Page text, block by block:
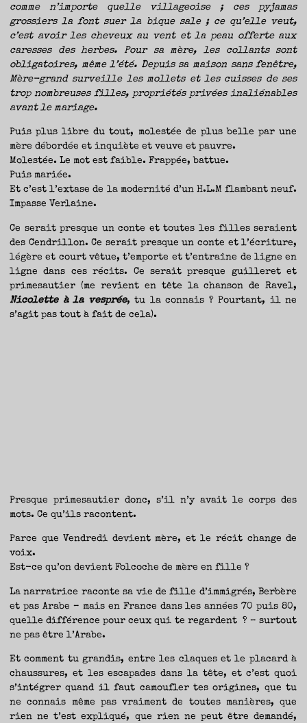
comme n’importe quelle villageoise ; ces pyjamas
grossiers la font suer la bique sale ; ce qu’elle veut,
c’est avoir les cheveux au vent et la peau offerte aux
caresses des herbes. Pour sa mère, les collants sont
obligatoires, même l’été. Depuis sa maison sans fenêtre,
Mère-grand surveille les mollets et les cuisses de ses
trop nombreuses filles, propriétés privées inaliénables
avant le mariage.
Puis plus libre du tout, molestée de plus belle par une
mère débordée et inquiète et veuve et pauvre.
Molestée. Le mot est faible. Frappée, battue.
Puis mariée.
Et c’est l’extase de la modernité d’un H.L.M flambant neuf.
Impasse Verlaine.
Ce serait presque un conte et toutes les filles seraient
des Cendrillon. Ce serait presque un conte et l’écriture,
légère et court vêtue, t’emporte et t’entraîne de ligne en
ligne dans ces récits. Ce serait presque guilleret et
primesautier (me revient en tête la chanson de Ravel,
Nicolette à la vesprée, tu la connais ? Pourtant, il ne
s’agit pas tout à fait de cela).
Presque primesautier donc, s’il n’y avait le corps des
mots. Ce qu’ils racontent.
Parce que Vendredi devient mère, et le récit change de
voix.
Est-ce qu’on devient Folcoche de mère en fille ?
La narratrice raconte sa vie de fille d’immigrés, Berbère
et pas Arabe – mais en France dans les années 70 puis 80,
quelle différence pour ceux qui te regardent ? – surtout
ne pas être l’Arabe.
Et comment tu grandis, entre les claques et le placard à
chaussures, et les escapades dans la tête, et c’est quoi
s’intégrer quand il faut camoufler tes origines, que tu
ne connais même pas vraiment de toutes manières, que
rien ne t’est expliqué, que rien ne peut être demandé,